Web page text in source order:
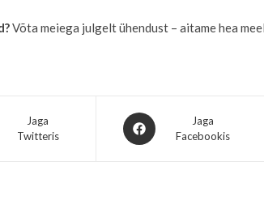
Võta meiega julgelt ühendust – aitame hea
Jaga
Twitteris
Jaga
Facebookis